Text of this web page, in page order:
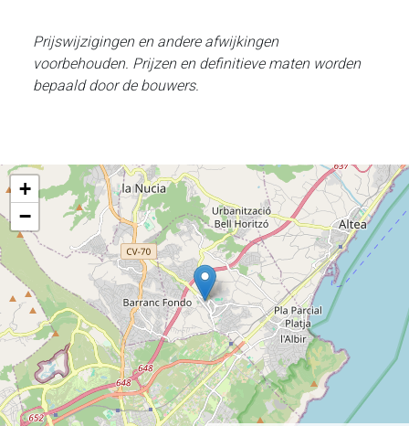
Prijswijzigingen en andere afwijkingen
voorbehouden. Prijzen en definitieve maten worden
bepaald door de bouwers.
+
−